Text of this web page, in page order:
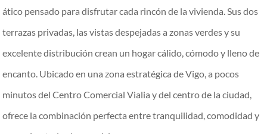
ático pensado para disfrutar cada rincón de la vivienda. Sus dos
terrazas privadas, las vistas despejadas a zonas verdes y su
excelente distribución crean un hogar cálido, cómodo y lleno de
encanto. Ubicado en una zona estratégica de Vigo, a pocos
minutos del Centro Comercial Vialia y del centro de la ciudad,
ofrece la combinación perfecta entre tranquilidad, comodidad y